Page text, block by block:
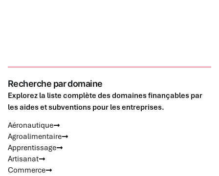
Recherche par domaine
Explorez la liste complète des domaines finançables par
les aides et subventions pour les entreprises.
Aéronautique
Agroalimentaire
Apprentissage
Artisanat
Commerce